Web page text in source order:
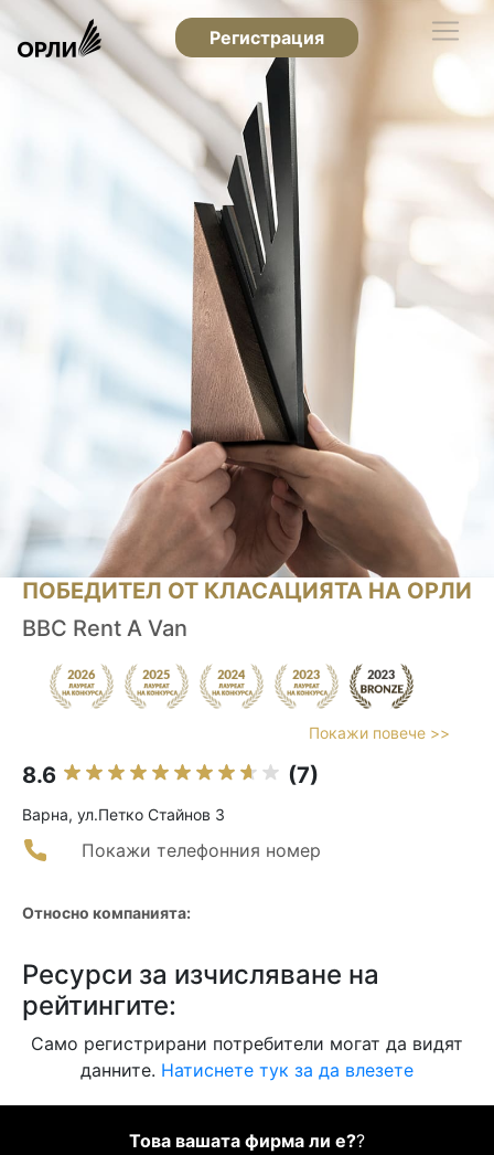
Регистрация
ПОБЕДИТЕЛ ОТ КЛАСАЦИЯТА НА ОРЛИ
BBC Rent A Van
Покажи повече >>
8.6 (7)
Варна, ул.Петко Стайнов 3
Покажи телефонния номер
Относно компанията:
Ресурси за изчисляване на
рейтингите:
Само регистрирани потребители могат да видят
данните. Натиснете тук за да влезете
Това вашата фирма ли е??